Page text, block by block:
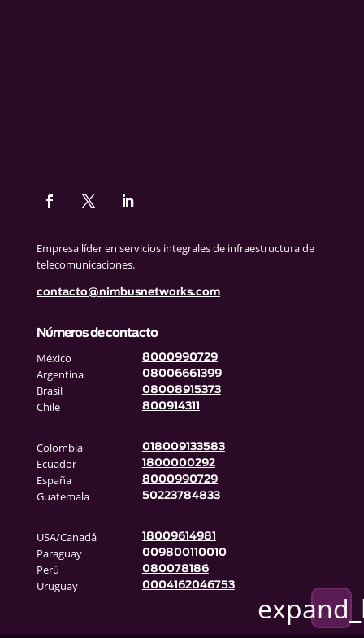
Empresa líder en servicios integrales de infraestructura de
telecomunicaciones.
contacto@nimbusnetworks.com
Números de contacto
México 8000990729
Argentina 08006661399
Brasil 08008915373
Chile 800914311
Colombia 018009133583
Ecuador 1800000292
España 8000990729
Guatemala 50223784833
USA/Canadá 18009614981
Paraguay 009800110010
Perú 080078186
Uruguay 0004162046753